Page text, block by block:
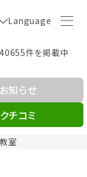
Language
件を掲載中
室
お知らせ
クチコミ